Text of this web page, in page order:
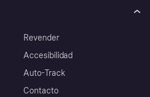
Revender
Accesibilidad
Auto-Track
Contacto